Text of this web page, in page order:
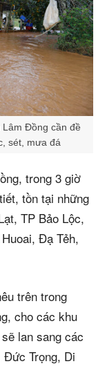
Đồng cần đề
sét, mưa đá
trong 3 giờ
tồn tại những
TP Bảo Lộc,
Đạ Tẻh,
trên trong
cho các khu
lan sang các
Trọng, Di